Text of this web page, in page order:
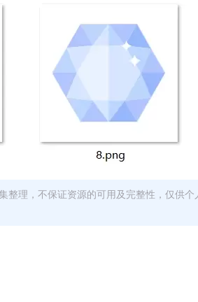
整理，不保证资源的可用及完整性，仅供